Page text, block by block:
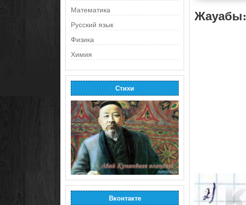
Математика
Русский язык
Физика
Химия
Стихи
Вконтакте
Жауабы: